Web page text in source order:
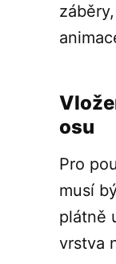
osu
Pro
musí
plátně
vrstva